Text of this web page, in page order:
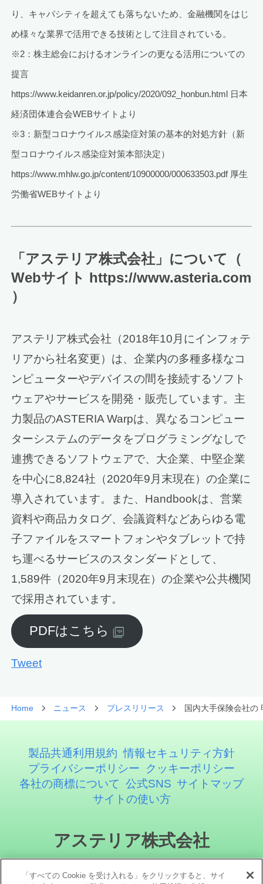
り、キャパシティを超えても落ちないため、金融機関をはじ
め様々な業界で活用できる技術として注目されている。
※2：株主総会におけるオンラインの更なる活用についての
提言
https://www.keidanren.or.jp/policy/2020/092_honbun.html 日本
経済団体連合会WEBサイトより
※3：新型コロナウイルス感染症対策の基本的対処方針（新
型コロナウイルス感染症対策本部決定）
https://www.mhlw.go.jp/content/10900000/000633503.pdf 厚生
労働省WEBサイトより
「アステリア株式会社」について（
Webサイト https://www.asteria.com
）
アステリア株式会社（2018年10月にインフォテ
リアから社名変更）は、企業内の多種多様なコ
ンピューターやデバイスの間を接続するソフト
ウェアやサービスを開発・販売しています。主
力製品のASTERIA Warpは、異なるコンピュー
ターシステムのデータをプログラミングなしで
連携できるソフトウェアで、大企業、中堅企業
を中心に8,824社（2020年9月末現在）の企業に
導入されています。また、Handbookは、営業
資料や商品カタログ、会議資料などあらゆる電
子ファイルをスマートフォンやタブレットで持
ち運べるサービスのスタンダードとして、
1,589件（2020年9月末現在）の企業や公共機関
で採用されています。
PDFはこちら
Tweet
Home ニュース プレスリリース 国内大手保険会社の
製品共通利用規約 情報セキュリティ方針
プライバシーポリシー
クッキーポリシー
各社の商標について 公式SNS サイトマップ
サイトの使い方
アステリア株式会社
「すべての Cookie を受け入れる」をクリックすると、サイ